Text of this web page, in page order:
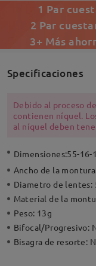
1 Par
2 Par
3+ Más
Specificaciones
Debido al proceso
contienen níquel.
al níquel deben
Dimensiones:55-16-
Ancho de la
Diametro de lentes:
Material de la
Peso: 13g
Bifocal/Progresivo:
Bisagra de resorte: